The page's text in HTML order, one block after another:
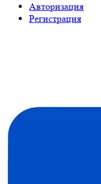
Авторизация
Регистрация